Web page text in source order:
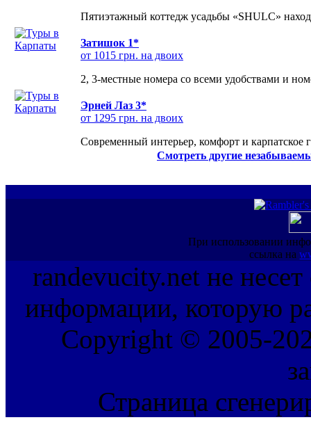
Пятиэтажный коттедж усадьбы «SHULC»
Затишок 1*
от 1015 грн. на двоих
2, 3-местные номера со всеми удобствами и
Эрней Лаз 3*
от 1295 грн. на двоих
Современный интерьер, комфорт и карпатское
Смотреть другие
При использовании
ссылка на
randevucity.net не несет
информации, которую
Copyright © 2005-
Страница